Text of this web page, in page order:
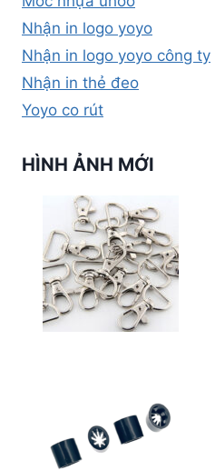
Nhận in logo yoyo
Nhận in logo yoyo công ty
Nhận in thẻ đeo
Yoyo co rút
HÌNH ẢNH MỚI